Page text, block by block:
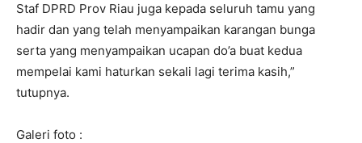
Staf DPRD Prov Riau juga kepada seluruh tamu yang
hadir dan yang telah menyampaikan karangan bunga
serta yang menyampaikan ucapan do’a buat kedua
mempelai kami haturkan sekali lagi terima kasih,”
tutupnya.
Galeri foto :